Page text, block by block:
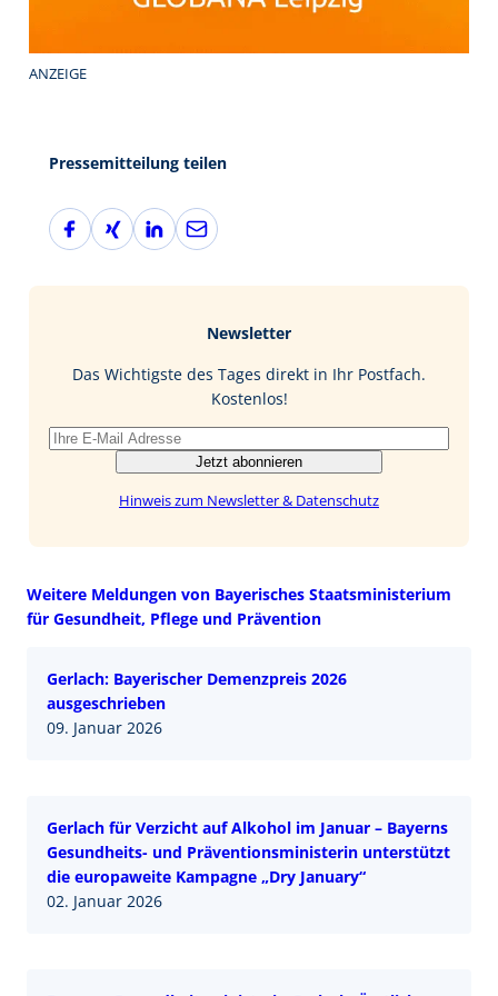
ANZEIGE
Pressemitteilung teilen
F
a
X
i
L
i
I
E
-
Newsletter
Das Wichtigste des Tages direkt in Ihr Postfach.
Kostenlos!
Jetzt abonnieren
Hinweis zum Newsletter & Datenschutz
Weitere Meldungen von Bayerisches Staatsministerium
für Gesundheit, Pflege und Prävention
Gerlach: Bayerischer Demenzpreis 2026
ausgeschrieben
09. Januar 2026
Gerlach für Verzicht auf Alkohol im Januar – Bayerns
Gesundheits- und Präventionsministerin unterstützt
die europaweite Kampagne „Dry January“
02. Januar 2026